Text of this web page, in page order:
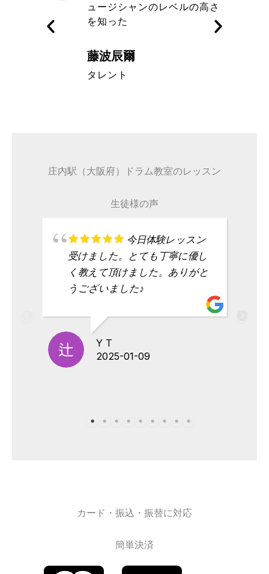
ュージシャンのレベルの高さ
を知った
藤波辰爾
タレント
庄内駅（大阪府）ドラム教室のレッスン
生徒様の声
今日体験レッスン
受けました。とても丁寧に優し
く教えて頂けました。ありがと
うございました♪
Y T
2025-01-09
カード・振込・振替に対応
簡単決済